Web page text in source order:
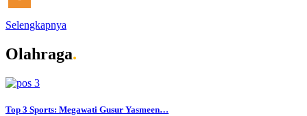
Selengkapnya
Olahraga.
Top 3 Sports: Megawati Gusur Yasmeen…